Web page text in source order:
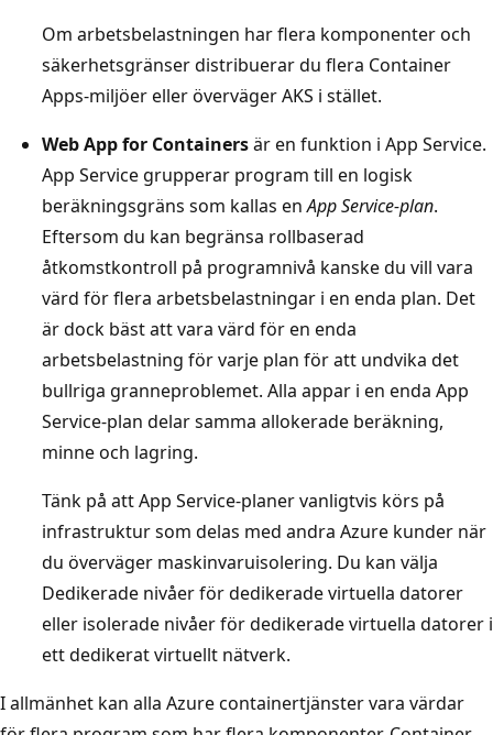
Om arbetsbelastningen har flera komponenter och
säkerhetsgränser distribuerar du flera Container
Apps-miljöer eller överväger AKS i stället.
Web App for Containersär en funktion i App Service.
App Service grupperar program till en logisk
beräkningsgräns som kallas enApp Service-plan.
Eftersom du kan begränsa rollbaserad
åtkomstkontroll på programnivå kanske du vill vara
värd för flera arbetsbelastningar i en enda plan. Det
är dock bäst att vara värd för en enda
arbetsbelastning för varje plan för att undvika det
bullriga granneproblemet. Alla appar i en enda App
Service-plan delar samma allokerade beräkning,
minne och lagring.
Tänk på att App Service-planer vanligtvis körs på
infrastruktur som delas med andra Azure kunder när
du överväger maskinvaruisolering. Du kan välja
Dedikerade nivåer för dedikerade virtuella datorer
eller isolerade nivåer för dedikerade virtuella datorer i
ett dedikerat virtuellt nätverk.
I allmänhet kan alla Azure containertjänster vara värdar